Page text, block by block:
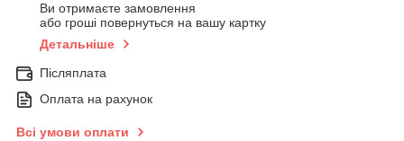
Ви отримаєте замовлення
або гроші повернуться на вашу картку
Детальніше
Післяплата
Оплата на рахунок
Всі умови оплати